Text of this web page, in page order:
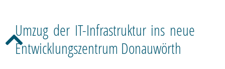
Umzug der IT-Infrastruktur ins neue
Entwicklungszentrum Donauwörth